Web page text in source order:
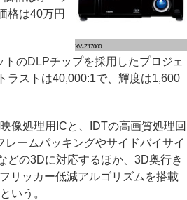
XV-Z17000
格は40万円
のDLPチップを採用したプロジェ
ラストは40,000:1で、輝度は1,600
像処理用ICと、IDTの高画質処理回
ームパッキングやサイドバイサイ
どの3Dに対応するほか、3D奥行き
リッカー低減アルゴリズムを搭載
いう。